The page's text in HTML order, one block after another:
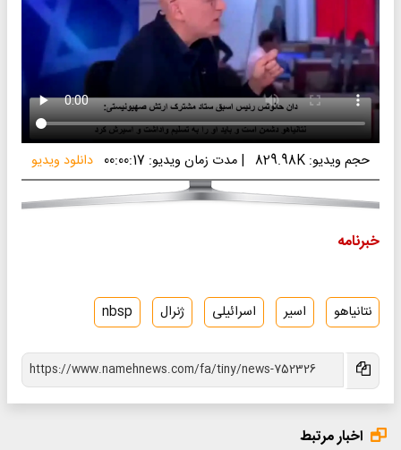
حجم ویدیو: 829.98K | مدت زمان ویدیو: 00:00:17 دانلود ویدیو
خبرنامه
نتانیاهو اسیر اسرائیلی ژنرال nbsp
اخبار مرتبط